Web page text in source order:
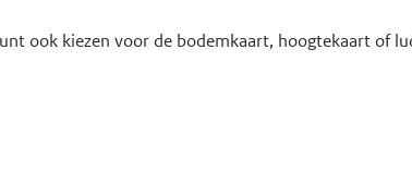
ook kiezen voor de bodemkaart, hoogtekaart of